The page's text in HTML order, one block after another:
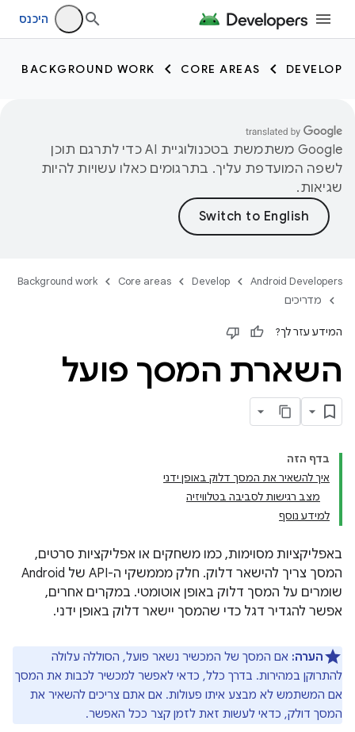
היכנס
DEVELOP
CORE AREAS
BACKGROUND WORK
‫Google משתמשת בטכנולוגיית AI כדי לתרגם תוכן
לשפה המועדפת עליך. בתרגומים כאלו עשויות להיות
שגיאות.
Android Developers
Develop
Core areas
Background work
מדריכים
המידע עזר לך?
השארת המסך פועל
בדף הזה
איך להשאיר את המסך דלוק באופן ידני
מצב רגישות לסביבה בטלוויזיה
למידע נוסף
באפליקציות מסוימות, כמו משחקים או אפליקציות סרטים,
המסך צריך להישאר דלוק. חלק מממשקי ה-API של Android
שומרים על המסך דלוק באופן אוטומטי. במקרים אחרים,
אפשר להגדיר דגל כדי שהמסך יישאר דלוק באופן ידני.
הערה: אם המסך של המכשיר נשאר פועל, הסוללה עלולה
להתרוקן במהירות. בדרך כלל, כדאי לאפשר למכשיר לכבות את המסך
אם המשתמש לא מבצע איתו פעולות. אם אתם צריכים להשאיר את
המסך דולק, כדאי לעשות זאת לזמן קצר ככל האפשר.